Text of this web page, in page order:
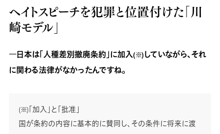
ヘイトスピーチを犯罪と位置付けた「川
崎モデル」
―日本は「人種差別撤廃条約」に加入(※)していながら、それ
に関わる法律がなかったんですね。
(※)「加入」と「批准」
国が条約の内容に基本的に賛同し、その条件に将来に渡